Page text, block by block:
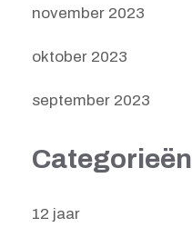
november 2023
oktober 2023
september 2023
Categorieën
12 jaar